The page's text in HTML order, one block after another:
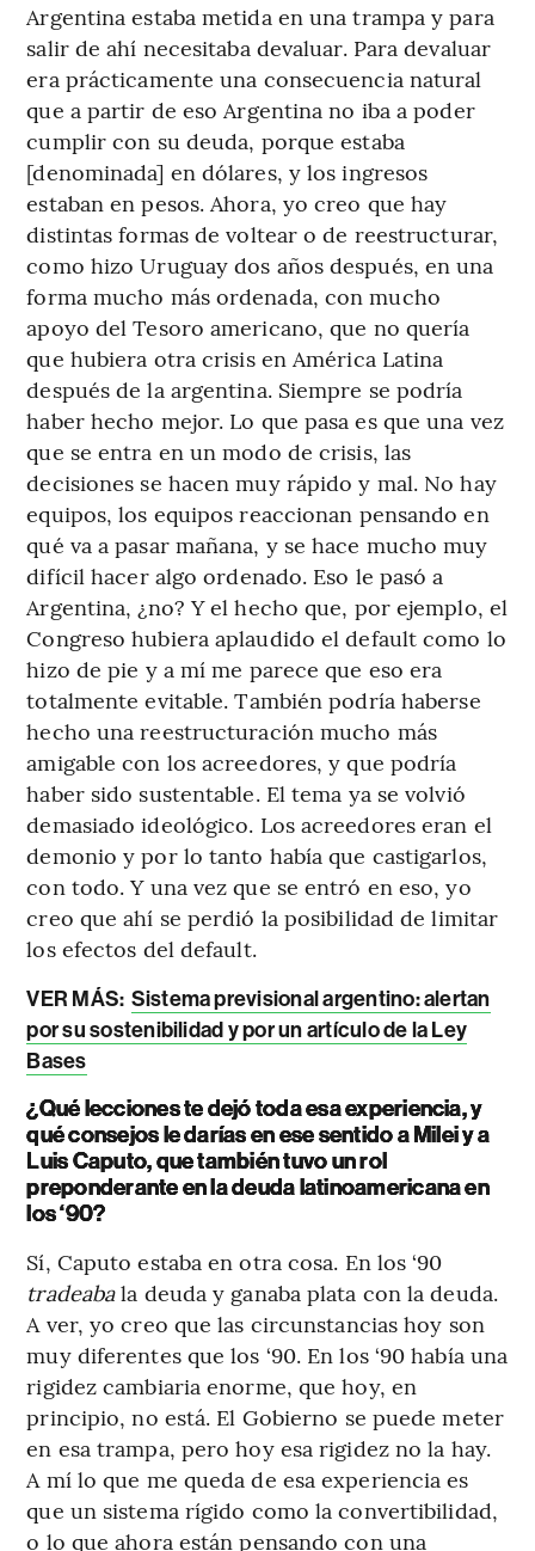
Argentina estaba metida en una trampa y para
salir de ahí necesitaba devaluar. Para devaluar
era prácticamente una consecuencia natural
que a partir de eso Argentina no iba a poder
cumplir con su deuda, porque estaba
[denominada] en dólares, y los ingresos
estaban en pesos. Ahora, yo creo que hay
distintas formas de voltear o de reestructurar,
como hizo Uruguay dos años después, en una
forma mucho más ordenada, con mucho
apoyo del Tesoro americano, que no quería
que hubiera otra crisis en América Latina
después de la argentina. Siempre se podría
haber hecho mejor. Lo que pasa es que una vez
que se entra en un modo de crisis, las
decisiones se hacen muy rápido y mal. No hay
equipos, los equipos reaccionan pensando en
qué va a pasar mañana, y se hace mucho muy
difícil hacer algo ordenado. Eso le pasó a
Argentina, ¿no? Y el hecho que, por ejemplo, el
Congreso hubiera aplaudido el default como lo
hizo de pie y a mí me parece que eso era
totalmente evitable. También podría haberse
hecho una reestructuración mucho más
amigable con los acreedores, y que podría
haber sido sustentable. El tema ya se volvió
demasiado ideológico. Los acreedores eran el
demonio y por lo tanto había que castigarlos,
con todo. Y una vez que se entró en eso, yo
creo que ahí se perdió la posibilidad de limitar
los efectos del default.
VER MÁS: Sistema previsional argentino: alertan
por su sostenibilidad y por un artículo de la Ley
Bases
¿Qué lecciones te dejó toda esa experiencia, y
qué consejos le darías en ese sentido a Milei y a
Luis Caputo, que también tuvo un rol
preponderante en la deuda latinoamericana en
los ‘90?
Sí, Caputo estaba en otra cosa. En los ‘90
tradeabala deuda y ganaba plata con la deuda.
A ver, yo creo que las circunstancias hoy son
muy diferentes que los ‘90. En los ‘90 había una
rigidez cambiaria enorme, que hoy, en
principio, no está. El Gobierno se puede meter
en esa trampa, pero hoy esa rigidez no la hay.
A mí lo que me queda de esa experiencia es
que un sistema rígido como la convertibilidad,
o lo que ahora están pensando con una